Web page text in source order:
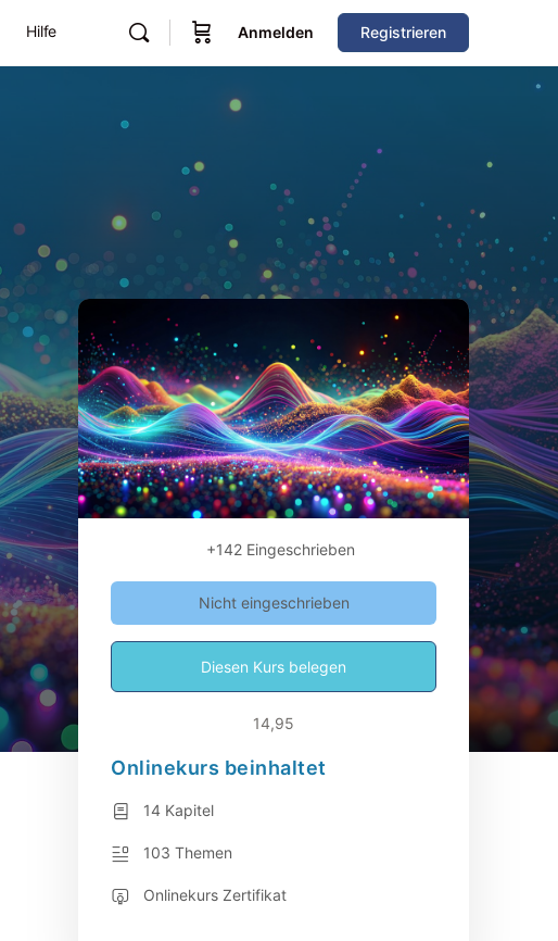
Hilfe Anmelden Registrieren
+142 Eingeschrieben
Nicht eingeschrieben
Diesen Kurs belegen
14,95
Onlinekurs beinhaltet
14 Kapitel
103 Themen
Onlinekurs Zertifikat